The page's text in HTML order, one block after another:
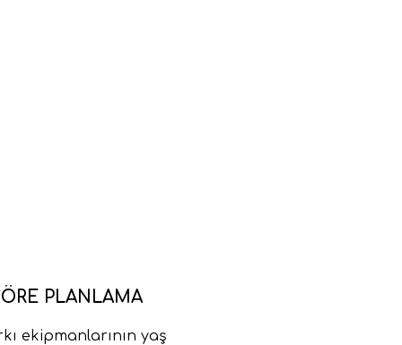
PLANLAMA
ekipmanlarının yaş